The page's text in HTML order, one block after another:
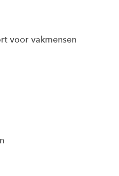
voor vakmensen